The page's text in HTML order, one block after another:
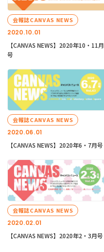
2020.10.01
会報誌CANVAS NEWS
【CANVAS NEWS】2020年10・11月
号
2020.06.01
会報誌CANVAS NEWS
【CANVAS NEWS】2020年6・7月号
2020.02.01
会報誌CANVAS NEWS
【CANVAS NEWS】2020年2・3月号